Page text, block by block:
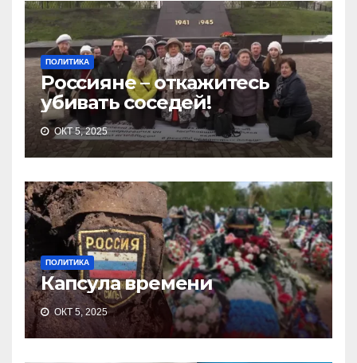
ПОЛИТИКА
Россияне – откажитесь
убивать соседей!
ОКТ 5, 2025
ПОЛИТИКА
Капсула времени
ОКТ 5, 2025